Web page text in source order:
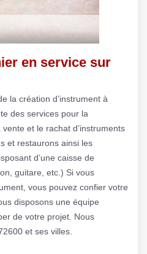
en service sur
la création d’instrument à
des services pour la
et le rachat d’instruments
et restaurons ainsi les
d’une caisse de
guitare, etc.) Si vous
vous pouvez confier votre
disposons une équipe
de votre projet. Nous
et ses villes.